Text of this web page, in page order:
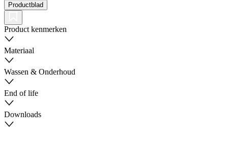
Productblad
Product kenmerken
Materiaal
Wassen & Onderhoud
End of life
Downloads